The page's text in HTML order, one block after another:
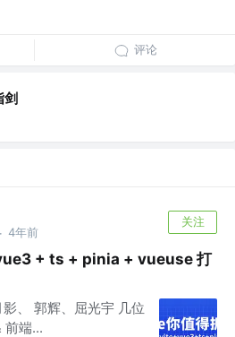
评论
剑
· 4年前
关注
+ ts + pinia + vueuse 打
、 郭辉、屈光宇 几位
前端...